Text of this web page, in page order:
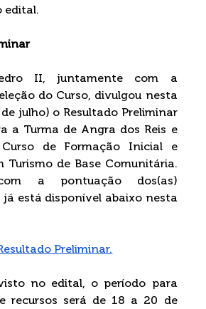
edital.
II, juntamente com a
do Curso, divulgou nesta
julho) o Resultado Preliminar
a Turma de Angra dos Reis e
de Formação Inicial e
Turismo de Base Comunitária.
a pontuação dos(as)
está disponível abaixo nesta
Preliminar.
no edital, o período para
recursos será de 18 a 20 de